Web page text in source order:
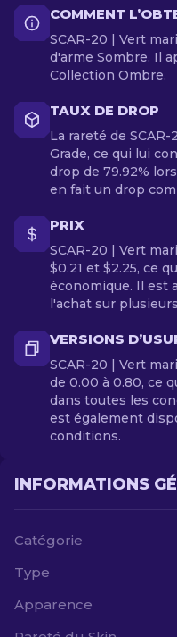
COMMENT
SCAR-20 | Vert
d'arme Sombre. Il
Collection Ombre.
TAUX DE DROP
La rareté de
Grade, ce qui lui
drop de 79.92%
en fait un drop
PRIX
SCAR-20 | Vert
$0.21 et $2.25, ce
économique. Il est
l'achat sur
VERSIONS
SCAR-20 | Vert
de 0.00 à 0.80, ce
dans toutes les
est également
conditions.
INFORMATIONS
Catégorie
Type
Apparence